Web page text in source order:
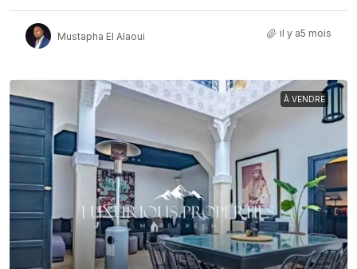
Mustapha El Alaoui il y a5 mois
À VENDRE